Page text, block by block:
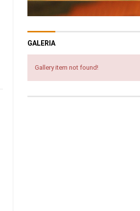
GALERIA
Gallery item not found!